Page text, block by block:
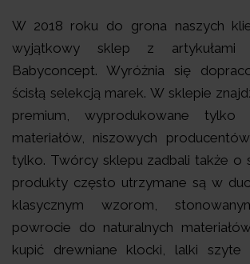
W 2018 roku do grona naszych
wyjątkowy sklep z
Babyconcept. Wyróżnia się
ścisłą selekcją marek. W sklepie
premium, wyprodukowane tylko
materiałów, niszowych
tylko. Twórcy sklepu zadbali także o
produkty często utrzymane są w
klasycznym wzorom,
powrocie do naturalnych
kupić drewniane klocki, lalki szyte